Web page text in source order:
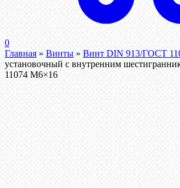
0
Главная » Винты » Винт DIN 913/ГОСТ
установочный с внутренним
11074 М6×16